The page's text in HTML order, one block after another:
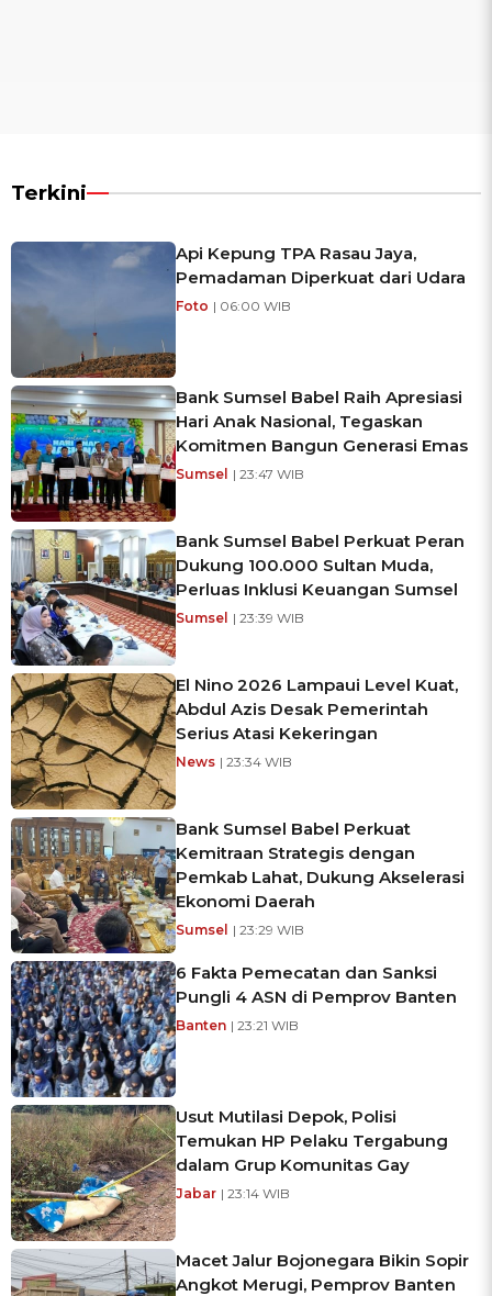
Terkini
Api Kepung TPA Rasau Jaya,
Pemadaman Diperkuat dari Udara
Foto | 06:00 WIB
Bank Sumsel Babel Raih Apresiasi
Hari Anak Nasional, Tegaskan
Komitmen Bangun Generasi Emas
Sumsel | 23:47 WIB
Bank Sumsel Babel Perkuat Peran
Dukung 100.000 Sultan Muda,
Perluas Inklusi Keuangan Sumsel
Sumsel | 23:39 WIB
El Nino 2026 Lampaui Level Kuat,
Abdul Azis Desak Pemerintah
Serius Atasi Kekeringan
News | 23:34 WIB
Bank Sumsel Babel Perkuat
Kemitraan Strategis dengan
Pemkab Lahat, Dukung Akselerasi
Ekonomi Daerah
Sumsel | 23:29 WIB
6 Fakta Pemecatan dan Sanksi
Pungli 4 ASN di Pemprov Banten
Banten | 23:21 WIB
Usut Mutilasi Depok, Polisi
Temukan HP Pelaku Tergabung
dalam Grup Komunitas Gay
Jabar | 23:14 WIB
Macet Jalur Bojonegara Bikin Sopir
Angkot Merugi, Pemprov Banten